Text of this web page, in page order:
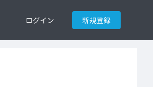
ログイン 新規登録